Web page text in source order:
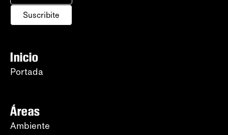
Suscribite
Inicio
Portada
Áreas
Ambiente